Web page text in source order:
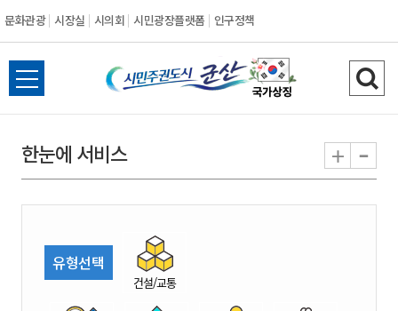
문화관광 시장실 시의회 시민광장플랫폼 인구정책
시
민
권
시
전
체
뉴
열
검
색
기
한눈에 서비스 + -
유형선택
건설/교통